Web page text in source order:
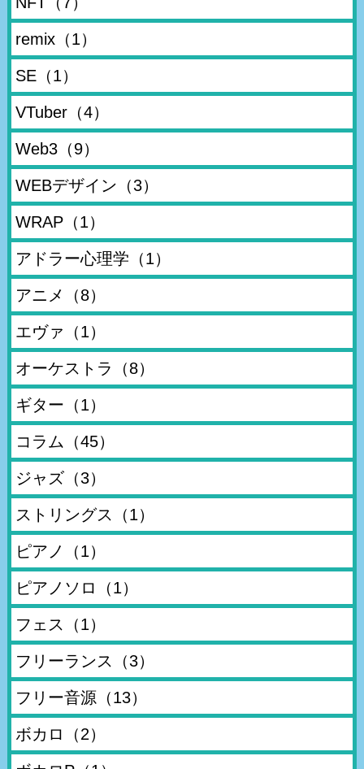
remix（1）
SE（1）
VTuber（4）
Web3（9）
WEBデザイン （3）
WRAP（1）
アドラー心理学 （1）
アニメ （8）
エヴァ （1）
オーケストラ （8）
ギター （1）
コラム （45）
ジャズ（3）
ストリングス （1）
ピアノ （1）
ピアノソロ （1）
フェス （1）
フリーランス （3）
フリー音源（13）
ボカロ （2）